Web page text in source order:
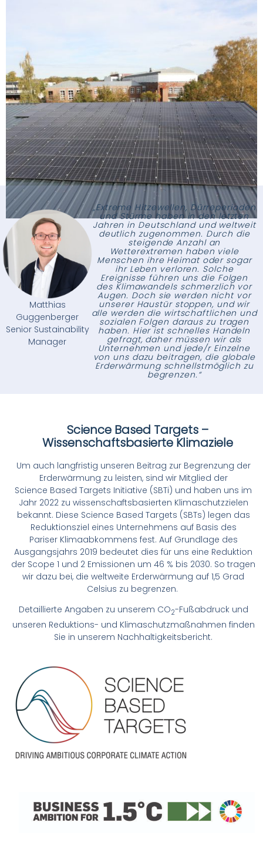
Matthias
Guggenberger
Senior Sustainability
Manager
„Extreme Hitzewellen, Dürreperioden
und Stürme haben in den letzten
Jahren in Deutschland und weltweit
deutlich zugenommen. Durch die
steigende Anzahl an
Wetterextremen haben viele
Menschen ihre Heimat oder sogar
ihr Leben verloren. Solche
Ereignisse führen uns die Folgen
des Klimawandels schmerzlich vor
Augen. Doch sie werden nicht vor
unserer Haustür stoppen, und wir
alle werden die wirtschaftlichen und
sozialen Folgen daraus zu tragen
haben. Hier ist schnelles Handeln
gefragt, daher müssen wir als
Unternehmen und jede/r Einzelne
von uns dazu beitragen, die globale
Erderwärmung schnellstmöglich zu
begrenzen.“
Science Based Targets –
Wissenschaftsbasierte Klimaziele
Um auch langfristig unseren Beitrag zur Begrenzung der
Erderwärmung zu leisten, sind wir Mitglied der
Science Based Targets Initiative (SBTi) und haben uns im
Jahr 2022 zu wissenschaftsbasierten Klimaschutzzielen
bekannt. Diese Science Based Targets (SBTs) legen das
Reduktionsziel eines Unternehmens auf Basis des
Pariser Klimaabkommens fest. Auf Grundlage des
Ausgangsjahrs 2019 bedeutet dies für uns eine Reduktion
der Scope 1 und 2 Emissionen um 46 % bis 2030. So tragen
wir dazu bei, die weltweite Erderwärmung auf 1,5 Grad
Celsius zu begrenzen.
Detaillierte Angaben zu unserem CO2-Fußabdruck und
unseren Reduktions- und Klimaschutzmaßnahmen finden
Sie in unserem Nachhaltigkeitsbericht.